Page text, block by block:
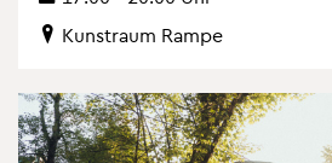
Kunst­raum Rampe